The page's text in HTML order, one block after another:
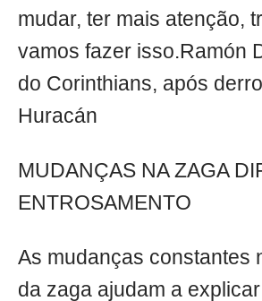
mudar, ter mais atenção,
vamos fazer isso.Ramón
do Corinthians, após
Huracán
MUDANÇAS NA ZAGA
ENTROSAMENTO
As mudanças constantes
da zaga ajudam a